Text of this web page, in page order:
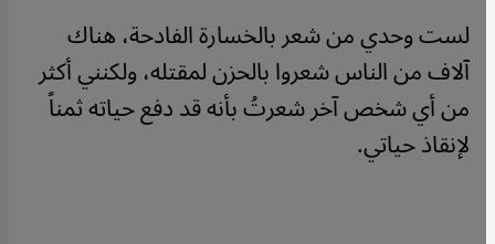
لست وحدي من شعر بالخسارة الفادحة، هناك
آلاف من الناس شعروا بالحزن لمقتله، ولكنني أكثر
من أي شخص آخر شعرتُ بأنه قد دفع حياته ثمناً
لإنقاذ حياتي.